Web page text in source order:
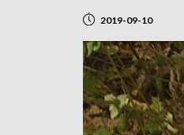
2019-09-10